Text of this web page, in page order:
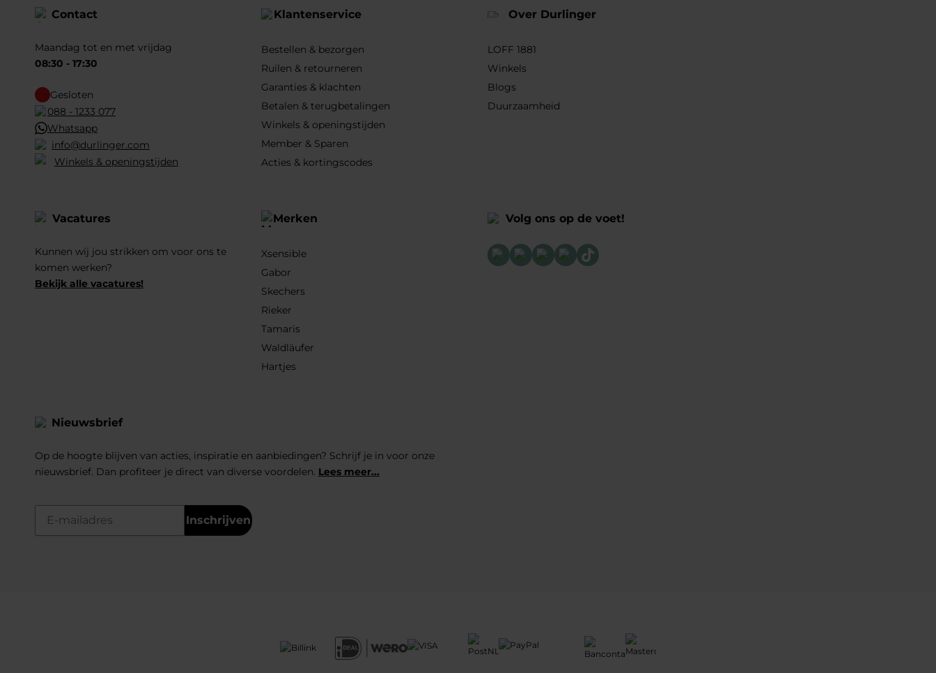
Contact
Maandag tot en met vrijdag
08:30 - 17:30
Gesloten
088 - 1233 077
Whatsapp
info@durlinger.com
Winkels & openingstijden
Klantenservice
Bestellen & bezorgen
Ruilen & retourneren
Garanties & klachten
Betalen & terugbetalingen
Winkels & openingstijden
Member & Sparen
Acties & kortingscodes
Over Durlinger
LOFF 1881
Winkels
Blogs
Duurzaamheid
Vacatures
Kunnen wij jou strikken om voor ons te
komen werken?
Bekijk alle vacatures!
Merken
Xsensible
Gabor
Skechers
Rieker
Tamaris
Waldläufer
Hartjes
Volg ons op de voet!
Nieuwsbrief
Op de hoogte blijven van acties, inspiratie en aanbiedingen? Schrijf je in voor onze
nieuwsbrief. Dan profiteer je direct van diverse voordelen. Lees meer...
Inschrijven